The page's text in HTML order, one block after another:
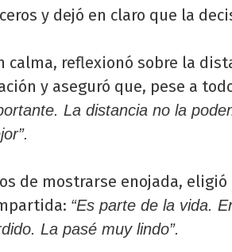
y dejó en claro que la
calma, reflexionó sobre la
y aseguró que, pese a
La distancia no la
de mostrarse enojada,
“Es parte de la vida.
La pasé muy lindo”.